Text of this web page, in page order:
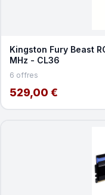
Kingston Fury Beast
MHz - CL36
6 offres
529,00 €